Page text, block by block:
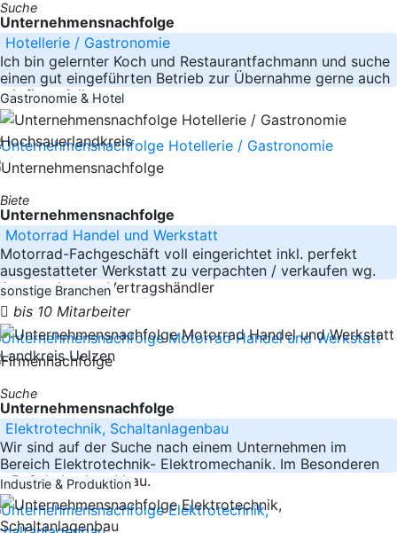
Suche
Unternehmensnachfolge
Hotellerie / Gastronomie
Ich bin gelernter Koch und Restaurantfachmann und suche
einen gut eingeführten Betrieb zur Übernahme gerne auch
mit finanzieller
Gastronomie & Hotel
Hochsauerlandkreis
Biete
Unternehmensnachfolge
Motorrad Handel und Werkstatt
Motorrad-Fachgeschäft voll eingerichtet inkl. perfekt
ausgestatteter Werkstatt zu verpachten / verkaufen wg.
Auswanderung. Vertragshändler
sonstige Branchen
bis 10 Mitarbeiter
Landkreis Uelzen
Suche
Unternehmensnachfolge
Elektrotechnik, Schaltanlagenbau
Wir sind auf der Suche nach einem Unternehmen im
Bereich Elektrotechnik- Elektromechanik. Im Besonderen
z.B. Schaltschrankbau.
Industrie & Produktion